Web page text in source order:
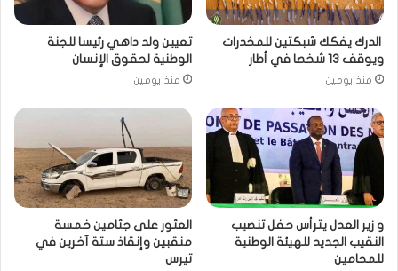
الدرك يفكك شبكتين للمخدرات
ويوقف 13 شخصا في أطار
منذ يومين
تعيين ولد داهي رئيسا للجنة
الوطنية لحقوق الإنسان
منذ يومين
و زير العدل يترأس حفل تنصيب
النقيب الجديد للهيئة الوطنية
للمحامين
العثور على جثامين خمسة
منقبين وإنقاذ ستة آخرين في
تيرس